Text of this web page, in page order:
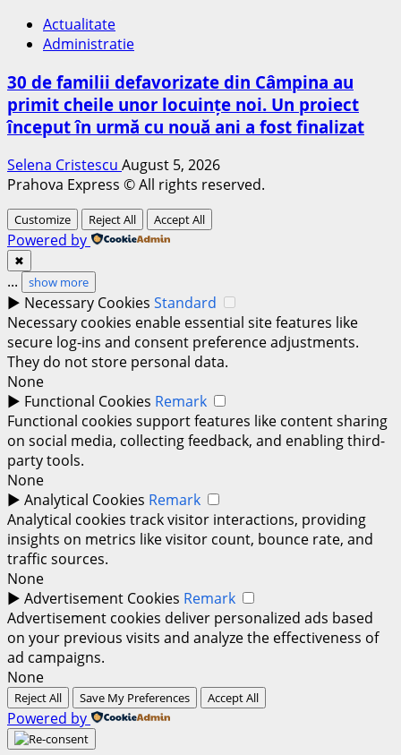
Actualitate
Administratie
30 de familii defavorizate din Câmpina au
primit cheile unor locuințe noi. Un proiect
început în urmă cu nouă ani a fost finalizat
Selena Cristescu August 5, 2026
Prahova Express © All rights reserved.
Customize Reject All Accept All
Powered by
✖
... show more
► Necessary Cookies Standard
Necessary cookies enable essential site features like
secure log-ins and consent preference adjustments.
They do not store personal data.
None
► Functional Cookies Remark
Functional cookies support features like content sharing
on social media, collecting feedback, and enabling third-
party tools.
None
► Analytical Cookies Remark
Analytical cookies track visitor interactions, providing
insights on metrics like visitor count, bounce rate, and
traffic sources.
None
► Advertisement Cookies Remark
Advertisement cookies deliver personalized ads based
on your previous visits and analyze the effectiveness of
ad campaigns.
None
Reject All Save My Preferences Accept All
Powered by